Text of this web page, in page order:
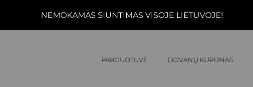
PARDUOTUVĖ DOVANŲ KUPONAS
NEMOKAMAS SIUNTIMAS VISOJE LIETUVOJE!